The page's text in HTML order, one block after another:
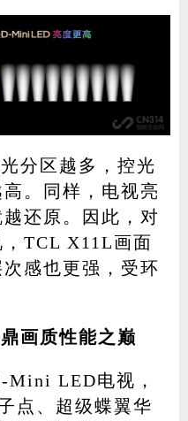
分区越多，控光
。同样，电视亮
还原。因此，对
TCL X11L画面
感也更强，受环
画质性能之巅
Mini LED电视，
点、超级蝶翼华